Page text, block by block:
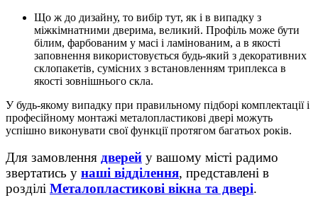
Що ж до дизайну, то вибір тут, як і в випадку з
міжкімнатними дверима, великий. Профіль може бути
білим, фарбованим у масі і ламінованим, а в якості
заповнення використовується будь-який з декоративних
склопакетів, сумісних з встановленням триплекса в
якості зовнішнього скла.
У будь-якому випадку при правильному підборі комплектації і
професійному монтажі металопластикові двері можуть
успішно виконувати свої функції протягом багатьох років.
Для замовлення дверей у вашому місті радимо
звертатись у наші відділення, представлені в
розділі Металопластикові вікна та двері.